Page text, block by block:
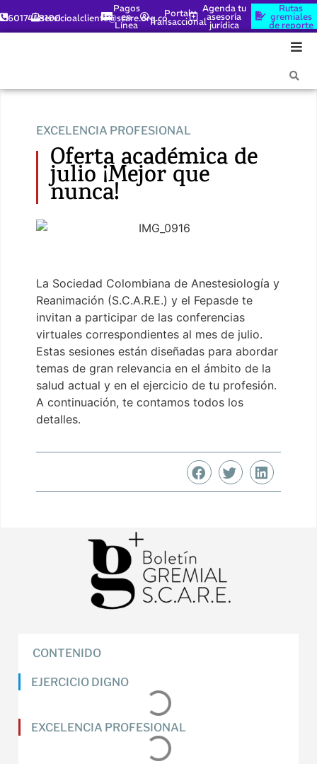
6017448100servicioalcliente@scare.org.co
Pagos
en
Línea
Portal
Transaccional
Agenda tu
asesoría
jurídica
Rutas
gremiales
de reporte
EXCELENCIA PROFESIONAL
Oferta académica de
julio ¡Mejor que
nunca!
La Sociedad Colombiana de Anestesiología y
Reanimación (S.C.A.R.E.) y el Fepasde te
invitan a participar de las conferencias
virtuales correspondientes al mes de julio.
Estas sesiones están diseñadas para abordar
temas de gran relevancia en el ámbito de la
salud actual y en el ejercicio de tu profesión.
A continuación, te contamos todos los
detalles.
CONTENIDO
EJERCICIO DIGNO
EXCELENCIA PROFESIONAL